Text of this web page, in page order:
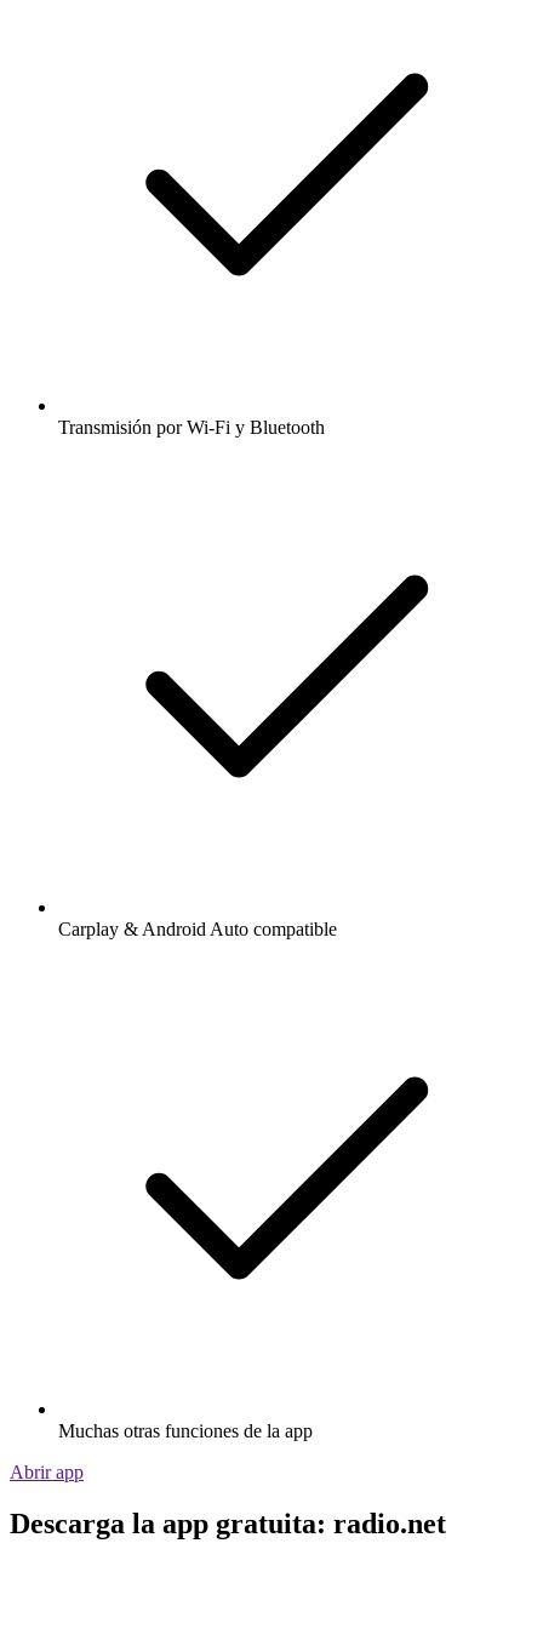
Transmisión por Wi-Fi y Bluetooth
Carplay & Android Auto compatible
Muchas otras funciones de la app
Abrir app
Descarga la app gratuita: radio.net